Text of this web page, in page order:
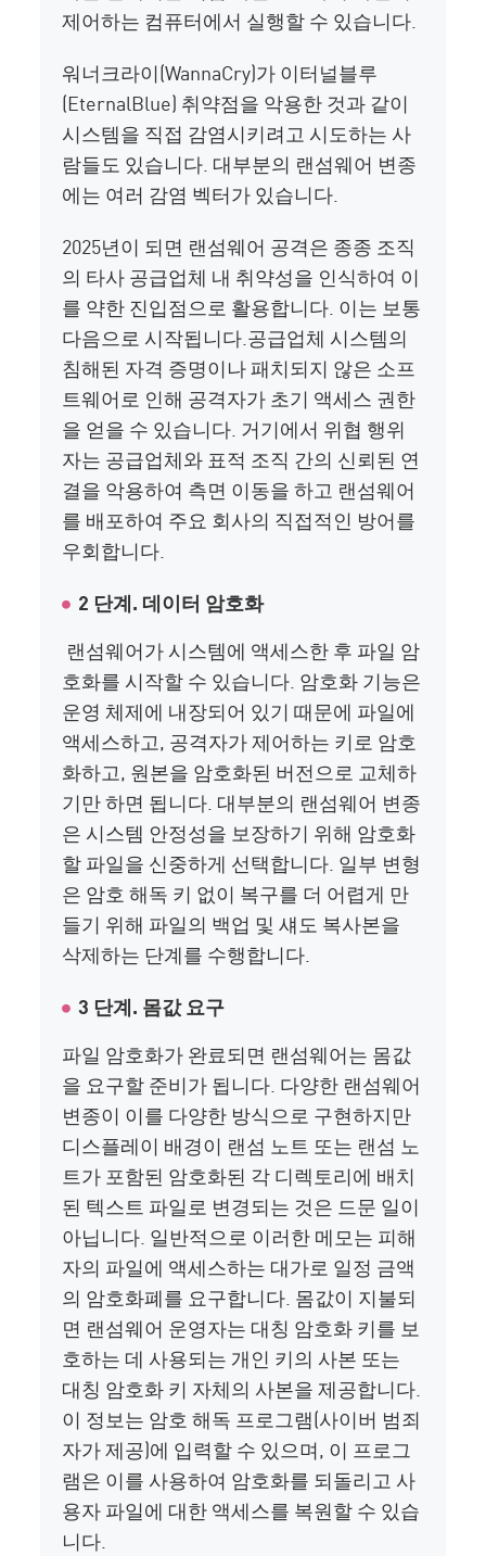
제어하는 컴퓨터에서 실행할 수 있습니다.
워너크라이(WannaCry)가 이터널블루
(EternalBlue) 취약점을 악용한 것과 같이
시스템을 직접 감염시키려고 시도하는 사
람들도 있습니다. 대부분의 랜섬웨어 변종
에는 여러 감염 벡터가 있습니다.
2025년이 되면 랜섬웨어 공격은 종종 조직
의 타사 공급업체 내 취약성을 인식하여 이
를 약한 진입점으로 활용합니다. 이는 보통
다음으로 시작됩니다.공급업체 시스템의
침해된 자격 증명이나 패치되지 않은 소프
트웨어로 인해 공격자가 초기 액세스 권한
을 얻을 수 있습니다. 거기에서 위협 행위
자는 공급업체와 표적 조직 간의 신뢰된 연
결을 악용하여 측면 이동을 하고 랜섬웨어
를 배포하여 주요 회사의 직접적인 방어를
우회합니다.
2 단계. 데이터 암호화
랜섬웨어가 시스템에 액세스한 후 파일 암
호화를 시작할 수 있습니다. 암호화 기능은
운영 체제에 내장되어 있기 때문에 파일에
액세스하고, 공격자가 제어하는 키로 암호
화하고, 원본을 암호화된 버전으로 교체하
기만 하면 됩니다. 대부분의 랜섬웨어 변종
은 시스템 안정성을 보장하기 위해 암호화
할 파일을 신중하게 선택합니다. 일부 변형
은 암호 해독 키 없이 복구를 더 어렵게 만
들기 위해 파일의 백업 및 섀도 복사본을
삭제하는 단계를 수행합니다.
3 단계. 몸값 요구
파일 암호화가 완료되면 랜섬웨어는 몸값
을 요구할 준비가 됩니다. 다양한 랜섬웨어
변종이 이를 다양한 방식으로 구현하지만
디스플레이 배경이 랜섬 노트 또는 랜섬 노
트가 포함된 암호화된 각 디렉토리에 배치
된 텍스트 파일로 변경되는 것은 드문 일이
아닙니다. 일반적으로 이러한 메모는 피해
자의 파일에 액세스하는 대가로 일정 금액
의 암호화폐를 요구합니다. 몸값이 지불되
면 랜섬웨어 운영자는 대칭 암호화 키를 보
호하는 데 사용되는 개인 키의 사본 또는
대칭 암호화 키 자체의 사본을 제공합니다.
이 정보는 암호 해독 프로그램(사이버 범죄
자가 제공)에 입력할 수 있으며, 이 프로그
램은 이를 사용하여 암호화를 되돌리고 사
용자 파일에 대한 액세스를 복원할 수 있습
니다.